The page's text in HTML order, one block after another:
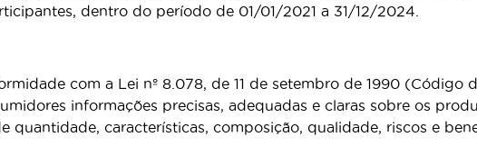
dentro do período de 01/01/2021 a 31/12/2024.
com a Lei nº 8.078, de 11 de setembro de 1990 (Código
informações precisas, adequadas e claras sobre os
quantidade, características, composição, qualidade, riscos e